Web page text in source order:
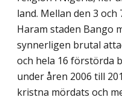
land. Mellan den 3
Haram staden Bango
synnerligen brutal
och hela 16 förstörda
under åren 2006 till
kristna mördats och